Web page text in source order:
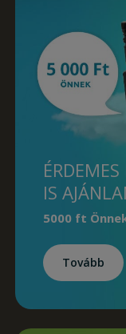
IS
5000 ft
Tovább